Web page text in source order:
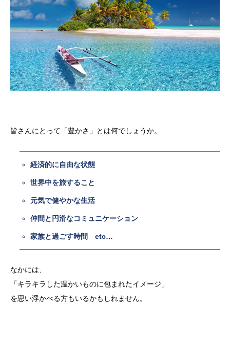
皆さんにとって「豊かさ」とは何でしょうか。
経済的に自由な状態
世界中を旅すること
元気で健やかな生活
仲間と円滑なコミュニケーション
家族と過ごす時間 etc…
なかには、
「キラキラした温かいものに包まれたイメージ」
を思い浮かべる方もいるかもしれません。